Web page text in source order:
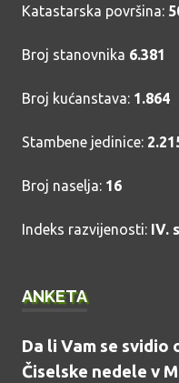
Katastarska površina:
Broj stanovnika 6.381
Broj kućanstava: 1.864
Stambene jedinice:
Broj naselja: 16
Indeks razvijenosti: IV.
ANKETA
Da li Vam se
Čiselske nedele v